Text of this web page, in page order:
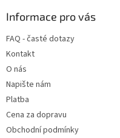
Informace pro vás
FAQ - časté dotazy
Kontakt
O nás
Napište nám
Platba
Cena za dopravu
Obchodní podmínky